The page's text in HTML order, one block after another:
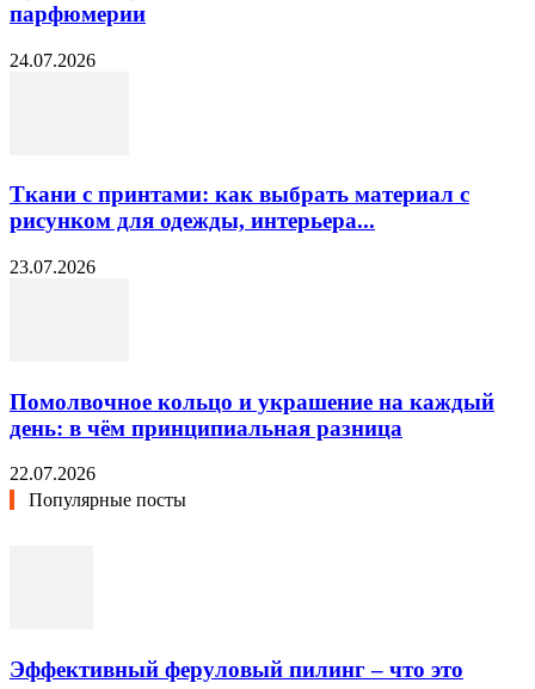
парфюмерии
24.07.2026
Ткани с принтами: как выбрать материал с
рисунком для одежды, интерьера...
23.07.2026
Помолвочное кольцо и украшение на каждый
день: в чём принципиальная разница
22.07.2026
Популярные посты
Эффективный феруловый пилинг – что это